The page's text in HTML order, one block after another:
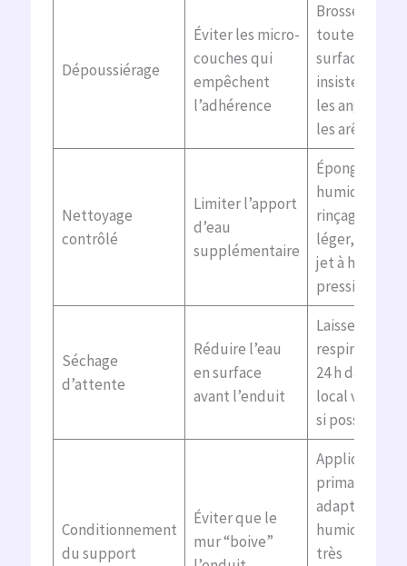
Dépoussiérage
Éviter les micro-
couches qui
empêchent
l’adhérence
Brosser
toute la
surface,
insister sur
les angles et
les arêtes
Nettoyage
contrôlé
Limiter l’apport
d’eau
supplémentaire
Éponge
humide,
rinçage
léger, pas de
jet à haute
pression
Séchage
d’attente
Réduire l’eau
en surface
avant l’enduit
Laisser
respirer 12 à
24 h dans un
local ventilé
si possible
Conditionnement
du support
Éviter que le
mur “boive”
Appliquer un
primaire
adapté ou
humidifier
très